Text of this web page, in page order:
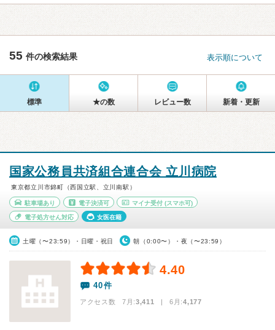
55 件の検索結果 表示順について
標準 ★の数 レビュー数 新着・更新
国家公務員共済組合連合会 立川病院
東京都立川市錦町（西国立駅、立川南駅）
駐車場あり 電子決済可 マイナ受付 (スマホ可)
電子処方せん対応 女医在籍
土曜（〜23:59）・日曜・祝日 朝（0:00〜）・夜（〜23:59）
4.40
40件
アクセス数 7月:3,411 | 6月:4,177